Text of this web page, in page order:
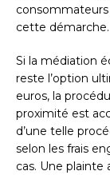
cette démarche.
Si la médiation
reste l’option
euros, la
proximité est
d’une telle
selon les frais
cas. Une plainte